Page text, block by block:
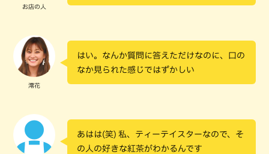
お店の人
澪花
はい。なんか質問に答えただけなのに、口の
なか見られた感じではずかしい
あはは(笑) 私、ティーテイスターなので、そ
の人の好きな紅茶がわかるんです